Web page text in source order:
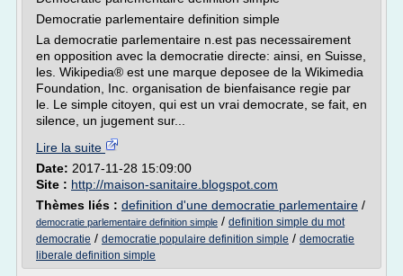
Democratie parlementaire definition simple
La democratie parlementaire n.est pas necessairement
en opposition avec la democratie directe: ainsi, en Suisse,
les. Wikipedia® est une marque deposee de la Wikimedia
Foundation, Inc. organisation de bienfaisance regie par
le. Le simple citoyen, qui est un vrai democrate, se fait, en
silence, un jugement sur...
Lire la suite
Date: 2017-11-28 15:09:00
Site : http://maison-sanitaire.blogspot.com
Thèmes liés : definition d'une democratie parlementaire /
democratie parlementaire definition simple / definition simple du mot
democratie / democratie populaire definition simple / democratie
liberale definition simple